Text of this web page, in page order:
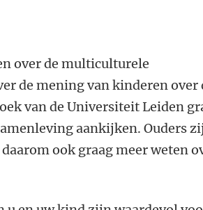
over de multiculturele
de mening van kinderen over
van de Universiteit Leiden
aankijken. Ouders
ook graag meer weten